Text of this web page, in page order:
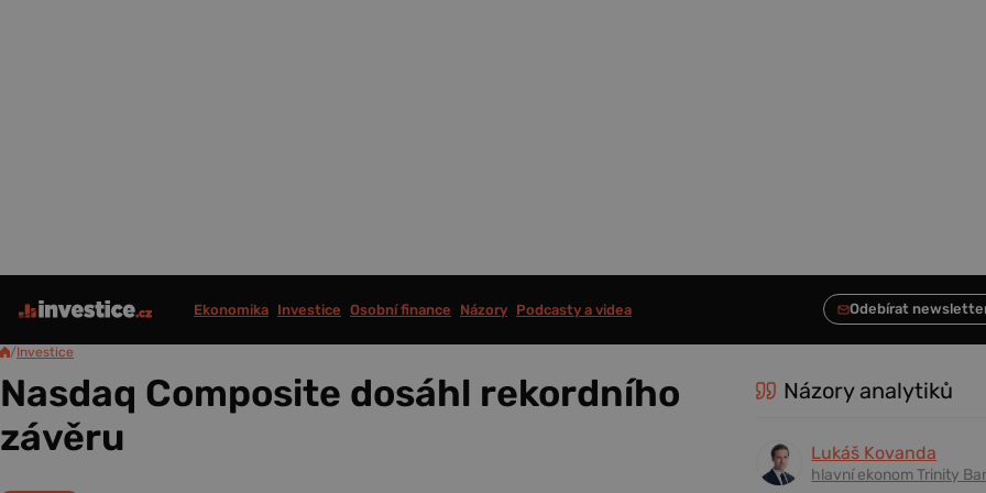
Ekonomika Investice Osobní finance Názory Podcasty a videa
/Investice
Nasdaq Composite dosáhl rekordního
závěru
Názory analytiků
Lukáš Kovanda
hlavní ekonom Trinity